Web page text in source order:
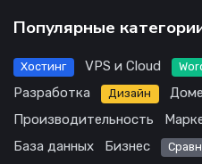
Популярные
Хостинг VPS и Cloud
Разработка
Дизайн
Производительность
База данных
Бизнес